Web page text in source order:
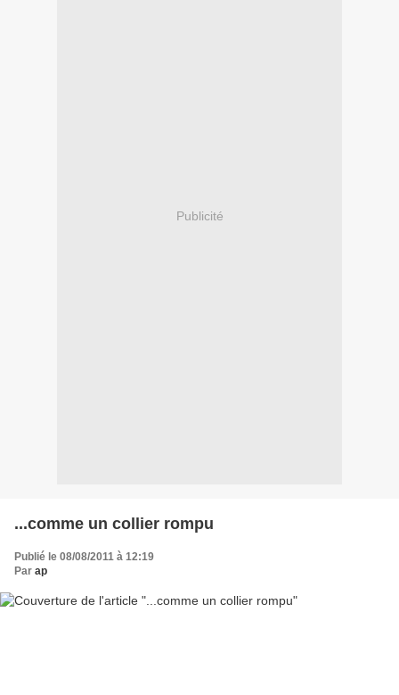
Publicité
...comme un collier rompu
Publié le 08/08/2011 à 12:19
Par ap